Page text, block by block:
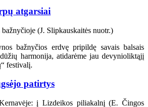
atgarsiai
bažnyčios erdvę pripildę savais balsais
harmonija, atidarėme jau devynioliktąjį
festivalį.
patirtys